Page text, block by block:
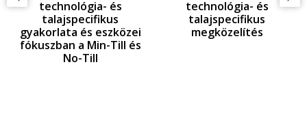
technológia- és
talajspecifikus
gyakorlata és eszközei
fókuszban a Min-Till és
No-Till
technológia- és
talajspecifikus
megközelítés